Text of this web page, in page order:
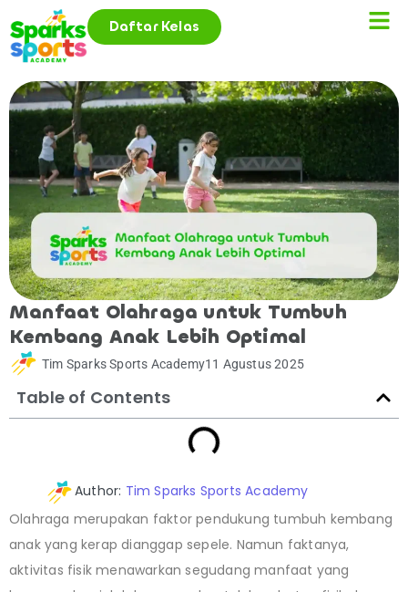
Daftar Kelas
Manfaat Olahraga untuk Tumbuh
Kembang Anak Lebih Optimal
Tim Sparks Sports Academy11 Agustus 2025
Table of Contents
Author: Tim Sparks Sports Academy
Olahraga merupakan faktor pendukung tumbuh kembang
anak yang kerap dianggap sepele. Namun faktanya,
aktivitas fisik menawarkan segudang manfaat yang